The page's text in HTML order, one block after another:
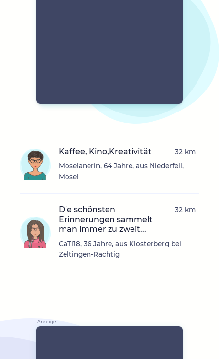
Kaffee, Kino,Kreativität
Moselanerin, 64 Jahre, aus Niederfell,
Mosel
32 km
Die schönsten
Erinnerungen sammelt
man immer zu zweit...
CaTi18, 36 Jahre, aus Klosterberg bei
Zeltingen-Rachtig
32 km